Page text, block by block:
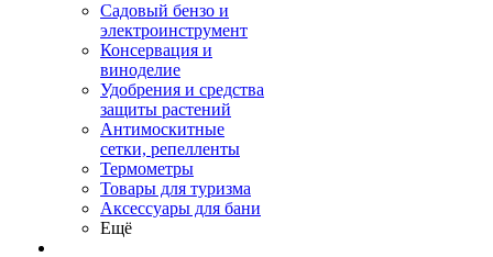
Садовый бензо и
электроинструмент
Консервация и
виноделие
Удобрения и средства
защиты растений
Антимоскитные
сетки, репелленты
Термометры
Товары для туризма
Аксессуары для бани
Ещё